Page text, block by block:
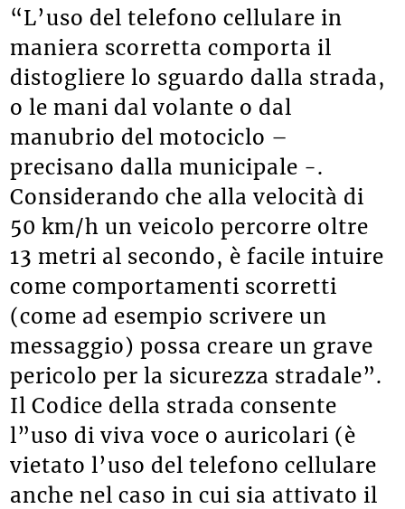
“L’uso del telefono cellulare in
maniera scorretta comporta il
distogliere lo sguardo dalla strada,
o le mani dal volante o dal
manubrio del motociclo –
precisano dalla municipale -.
Considerando che alla velocità di
50 km/h un veicolo percorre oltre
13 metri al secondo, è facile intuire
come comportamenti scorretti
(come ad esempio scrivere un
messaggio) possa creare un grave
pericolo per la sicurezza stradale”.
Il Codice della strada consente
l”uso di viva voce o auricolari (è
vietato l’uso del telefono cellulare
anche nel caso in cui sia attivato il